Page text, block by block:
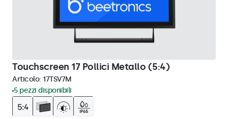
Touchscreen 17 Pollici Metallo (5:4)
Articolo: 17TSV7M
5 pezzi disponibili